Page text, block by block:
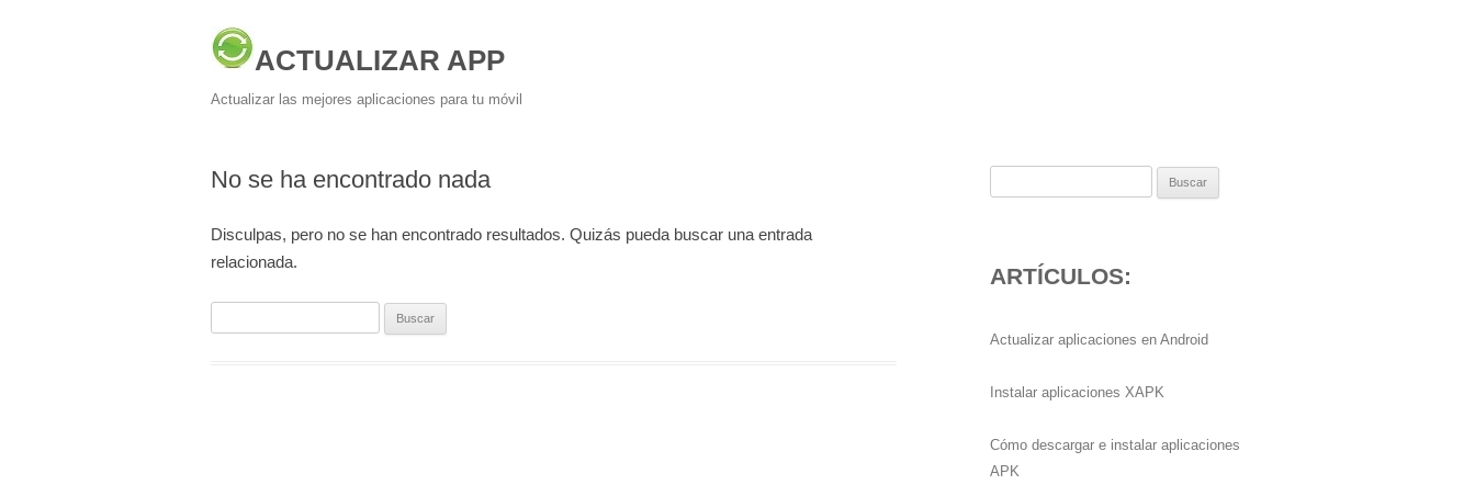
ACTUALIZAR APP
Actualizar las mejores aplicaciones para tu móvil
No se ha encontrado nada
Disculpas, pero no se han encontrado resultados. Quizás pueda buscar una entrada
relacionada.
ARTÍCULOS:
Actualizar aplicaciones en Android
Instalar aplicaciones XAPK
Cómo descargar e instalar aplicaciones
APK